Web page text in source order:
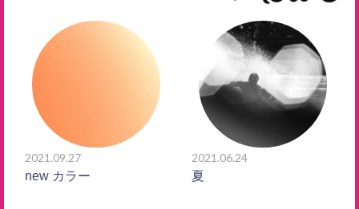
2021.09.27
new カラー
2021.06.24
夏